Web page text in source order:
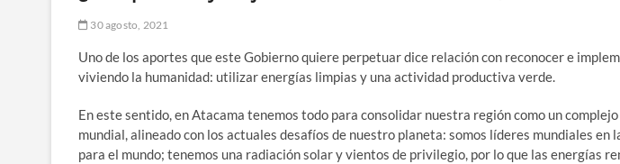
30 agosto, 2021
Uno de los aportes que este Gobierno quiere perpetuar dice relación con reconocer e
viviendo la humanidad: utilizar energías limpias y una actividad productiva verde.
En este sentido, en Atacama tenemos todo para consolidar nuestra región como un
mundial, alineado con los actuales desafíos de nuestro planeta: somos líderes mundiales en
para el mundo; tenemos una radiación solar y vientos de privilegio, por lo que las energías